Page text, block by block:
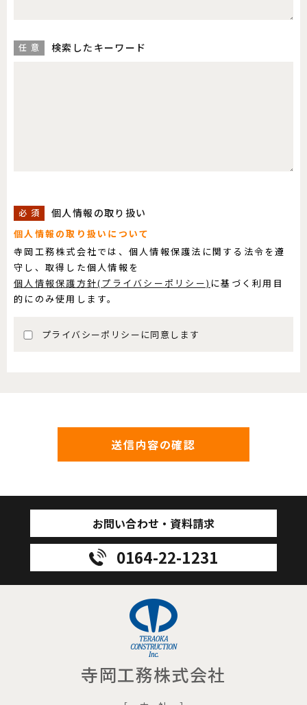
任 意 検索したキーワード
必 須 個人情報の取り扱い
個人情報の取り扱いについて
寺岡工務株式会社では、個人情報保護法に関する法令を遵
守し、取得した個人情報を
個人情報保護方針(プライバシーポリシー) に基づく利用目
的にのみ使用します。
プライバシーポリシーに同意します
送信内容の確認
お問い合わせ・資料請求
0164-22-1231
寺岡工務株式会社